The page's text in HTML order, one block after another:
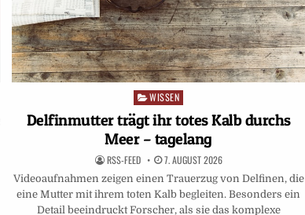
Posted
in
WISSEN
Delfinmutter trägt ihr totes Kalb durchs
Meer – tagelang
RSS-FEED 7. AUGUST 2026
Videoaufnahmen zeigen einen Trauerzug von Delfinen, die
eine Mutter mit ihrem toten Kalb begleiten. Besonders ein
Detail beeindruckt Forscher, als sie das komplexe